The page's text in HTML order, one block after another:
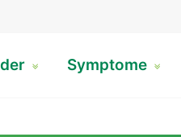
Symptome